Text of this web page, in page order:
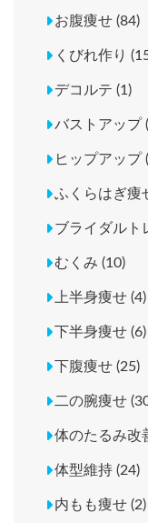
お腹痩せ (84)
くびれ作り
デコルテ (1)
バストアップ
ヒップアップ
ふくらはぎ痩
ブライダルト
むくみ (10)
上半身痩せ (4)
下半身痩せ (6)
下腹痩せ (25)
二の腕痩せ
体のたるみ改
体型維持 (24)
内もも痩せ (2)